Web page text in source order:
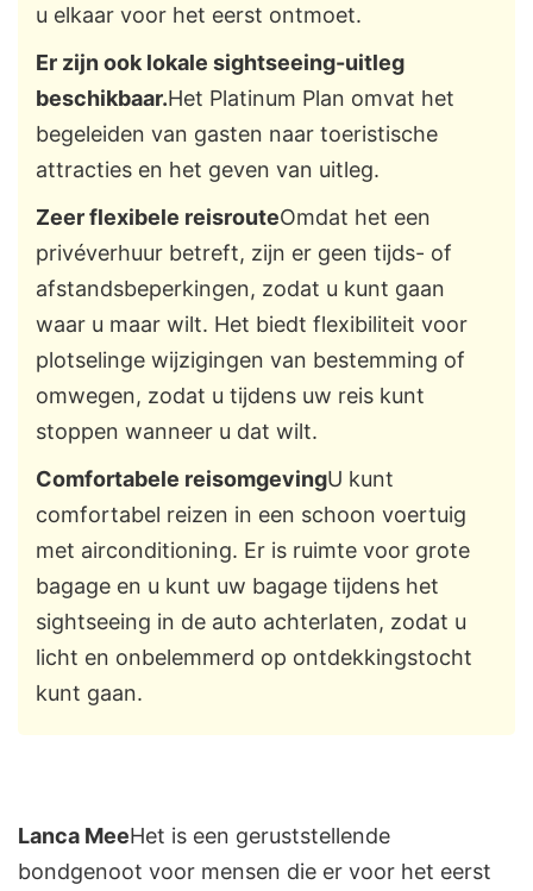
u elkaar voor het eerst ontmoet.
Er zijn ook lokale sightseeing-uitleg
beschikbaar.Het Platinum Plan omvat het
begeleiden van gasten naar toeristische
attracties en het geven van uitleg.
Zeer flexibele reisrouteOmdat het een
privéverhuur betreft, zijn er geen tijds- of
afstandsbeperkingen, zodat u kunt gaan
waar u maar wilt. Het biedt flexibiliteit voor
plotselinge wijzigingen van bestemming of
omwegen, zodat u tijdens uw reis kunt
stoppen wanneer u dat wilt.
Comfortabele reisomgevingU kunt
comfortabel reizen in een schoon voertuig
met airconditioning. Er is ruimte voor grote
bagage en u kunt uw bagage tijdens het
sightseeing in de auto achterlaten, zodat u
licht en onbelemmerd op ontdekkingstocht
kunt gaan.
Lanca MeeHet is een geruststellende
bondgenoot voor mensen die er voor het eerst